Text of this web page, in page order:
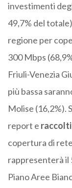
investimenti
49,7% del
regione per
300 Mbps
Friuli-Venezia
più bassa
Molise (16,2%).
report e
copertura di
rappresenterà il
Piano Aree